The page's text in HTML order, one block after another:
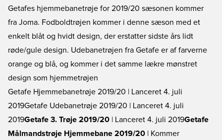
Getafes hjemmebanetrøje for 2019/20 sæsonen kommer
fra Joma. Fodboldtrøjen kommer i denne sæson med et
enkelt blåt og hvidt design, der erstatter sidste års lidt
røde/gule design. Udebanetrøjen fra Getafe er af farverne
orange og blå, og kommer i det samme lækre mønstret
design som hjemmetrøjen
Getafe Hjemmebanetrøje 2019/20 | Lanceret 4. juli
2019Getafe Udebanetrøje 2019/20 | Lanceret 4. juli
2019Getafe 3. Trøje 2019/20 | Lanceret 4. juli 2019Getafe
Målmandstrøje Hjemmebane 2019/20 | Kommer